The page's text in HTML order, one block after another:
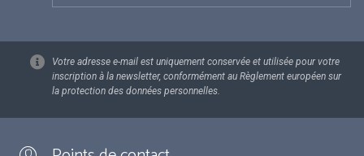
Votre adresse e-mail est uniquement conservée et utilisée pour votre
inscription à la newsletter, conformément au Règlement européen sur
la protection des données personnelles.